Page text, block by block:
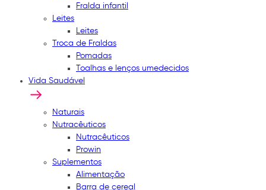
Fralda infantil
Leites
Leites
Troca de Fraldas
Pomadas
Toalhas e lenços umedecidos
Vida Saudável
Naturais
Nutracêuticos
Nutracêuticos
Prowin
Suplementos
Alimentação
Barra de cereal